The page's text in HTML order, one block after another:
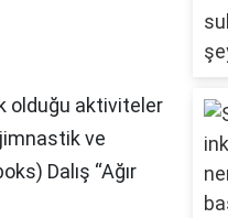
olduğu aktiviteler
ve
Dalış “Ağır